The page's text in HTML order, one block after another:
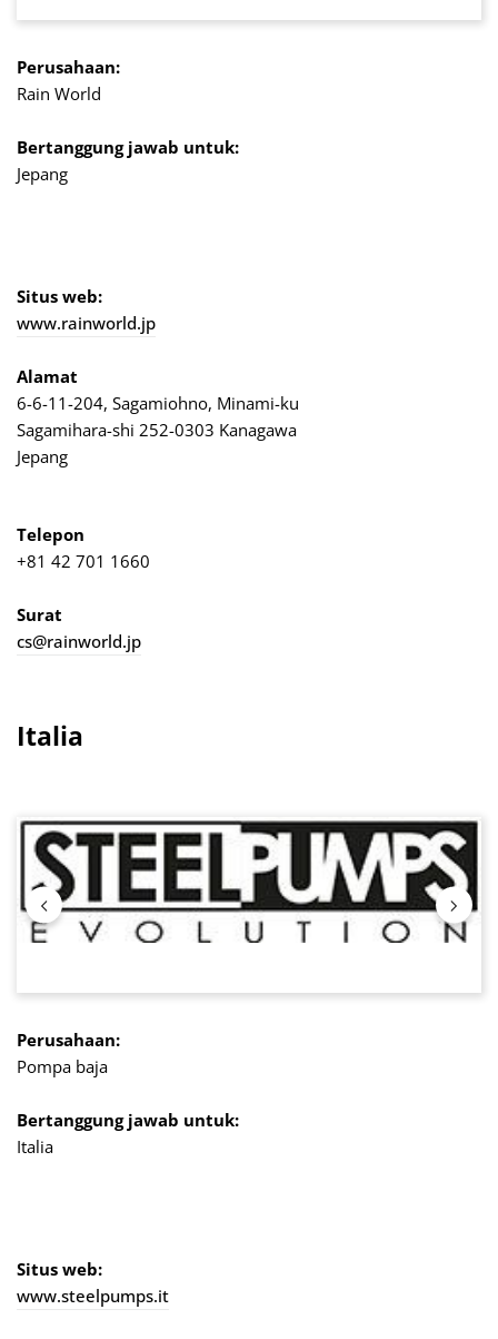
Perusahaan:
Rain World
Bertanggung jawab untuk:
Jepang
Situs web:
www.rainworld.jp
Alamat
6-6-11-204, Sagamiohno, Minami-ku
Sagamihara-shi 252-0303 Kanagawa
Jepang
Telepon
+81 42 701 1660
Surat
cs@rainworld.jp
Italia
Lewati galeri gambar
Perusahaan:
Pompa baja
Bertanggung jawab untuk:
Italia
Situs web:
www.steelpumps.it